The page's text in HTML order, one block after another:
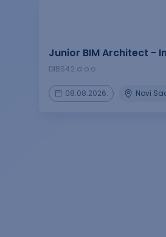
Junior BIM Architect -
DIBS42 d.o.o.
08.08.2026. Novi